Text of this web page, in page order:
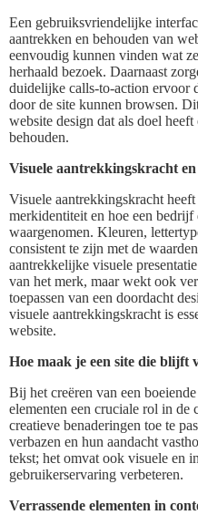
Een gebruiksvriendelijke
aantrekken en behouden van
eenvoudig kunnen vinden wat
herhaald bezoek. Daarnaast
duidelijke calls-to-action ervoor
door de site kunnen browsen.
website design dat als doel
behouden.
Visuele aantrekkingskracht
Visuele aantrekkingskracht
merkidentiteit en hoe een
waargenomen. Kleuren,
consistent te zijn met de
aantrekkelijke visuele
van het merk, maar wekt ook
toepassen van een doordacht
visuele aantrekkingskracht is
website.
Hoe maak je een site die blijft
Bij het creëren van een
elementen een cruciale rol in de
creatieve benaderingen toe te
verbazen en hun aandacht
tekst; het omvat ook visuele en
gebruikerservaring verbeteren.
Verrassende elementen in